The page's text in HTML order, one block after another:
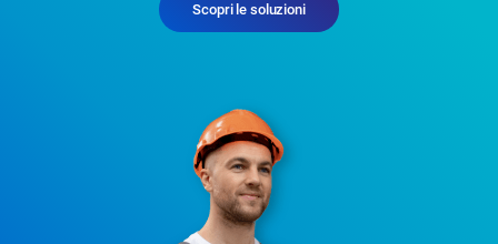
Scopri le soluzioni